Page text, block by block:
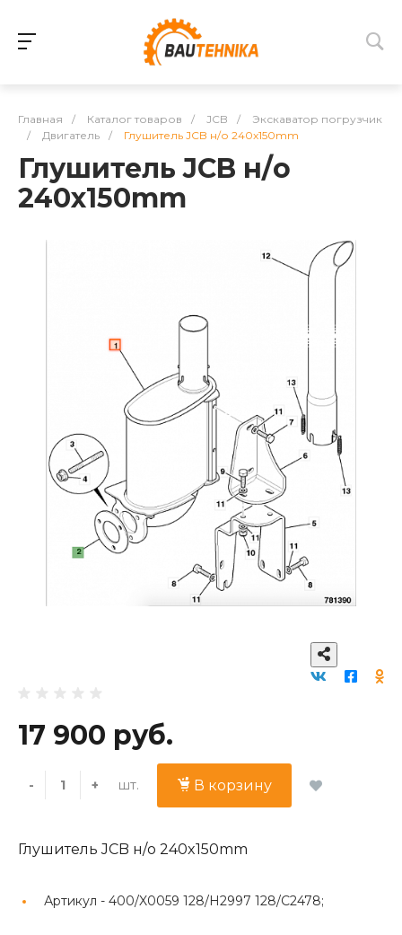
Главная / Каталог товаров / JCB /
Экскаватор погрузчик
/
Двигатель / Глушитель JCB н/о 240x150mm
Глушитель JCB н/о
240x150mm
17 900 руб.
- + шт. В корзину
Глушитель JCB н/о 240x150mm
Артикул - 400/X0059 128/H2997 128/C2478;